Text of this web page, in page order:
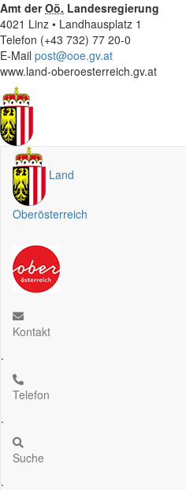
Amt derOö. Landesregierung
4021 Linz • Landhausplatz 1
Telefon (+43 732) 77 20-0
E-Mail post@ooe.gv.at
www.land-oberoesterreich.gv.at
Land
Oberösterreich
Kontakt
.
Telefon
.
Suche
.